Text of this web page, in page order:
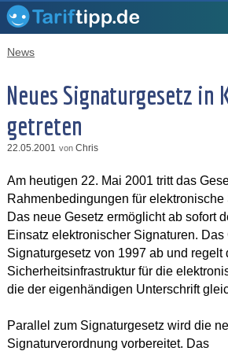
News
Neues Signaturgesetz in
getreten
22.05.2001 von Chris
Am heutigen 22. Mai 2001 tritt das
Rahmenbedingungen für elektronische
Das neue Gesetz ermöglicht ab sofort
Einsatz elektronischer Signaturen. Das
Signaturgesetz von 1997 ab und regelt
Sicherheitsinfrastruktur für die
die der eigenhändigen Unterschrift
Parallel zum Signaturgesetz wird die
Signaturverordnung vorbereitet. Das